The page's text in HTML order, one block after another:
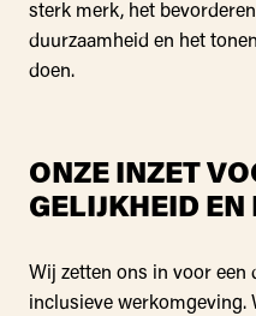
sterk merk, het
duurzaamheid en het
doen.
ONZE INZET
GELIJKHEID EN
Wij zetten ons in voor een
inclusieve werkomgeving.